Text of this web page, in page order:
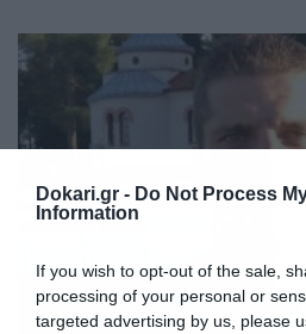
Dokari.gr - Do Not Process
Information
If you wish to opt-out of the sale,
processing of your personal or
targeted advertising by us, please